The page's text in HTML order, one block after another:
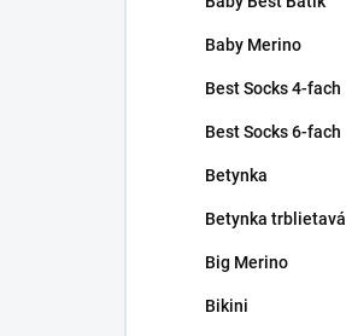
Baby Merino
Best Socks 4-fach
Best Socks 6-fach
Betynka
Betynka trblietavá
Big Merino
Bikini